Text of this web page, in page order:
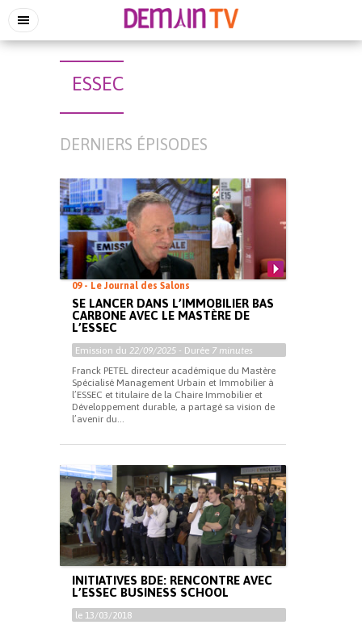
ESSEC
DERNIERS ÉPISODES
09 - Le Journal des Salons
SE LANCER DANS L’IMMOBILIER BAS
CARBONE AVEC LE MASTÈRE DE
L’ESSEC
Emission du 22/09/2025 - Durée 7 minutes
Franck PETEL directeur académique du Mastère
Spécialisé Management Urbain et Immobilier à
l’ESSEC et titulaire de la Chaire Immobilier et
Développement durable, a partagé sa vision de
l’avenir du...
INITIATIVES BDE: RENCONTRE AVEC
L’ESSEC BUSINESS SCHOOL
le 13/03/2018